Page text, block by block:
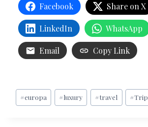
Facebook Share on X
LinkedIn WhatsApp
Email Copy Link
Etiquetas
de
#europa #luxury #travel #Trip